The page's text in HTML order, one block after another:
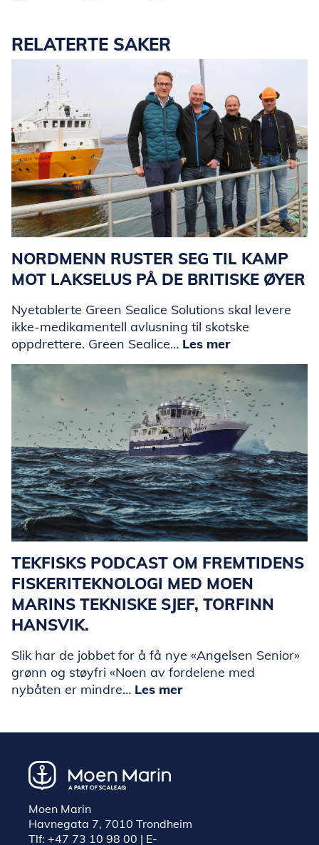
RELATERTE SAKER
NORDMENN RUSTER SEG TIL KAMP
MOT LAKSELUS PÅ DE BRITISKE ØYER
Nyetablerte Green Sealice Solutions skal levere
ikke-medikamentell avlusning til skotske
oppdrettere. Green Sealice… Les mer
TEKFISKS PODCAST OM FREMTIDENS
FISKERITEKNOLOGI MED MOEN
MARINS TEKNISKE SJEF, TORFINN
HANSVIK.
Slik har de jobbet for å få nye «Angelsen Senior»
grønn og støyfri «Noen av fordelene med
nybåten er mindre… Les mer
Moen Marin
Havnegata 7, 7010 Trondheim
Tlf: +47 73 10 98 00 | E-